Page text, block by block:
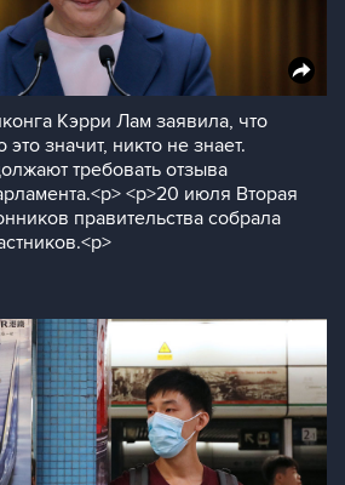
Кэрри Лам заявила, что
значит, никто не знает.
требовать отзыва
<p>20 июля Вторая
правительства собрала